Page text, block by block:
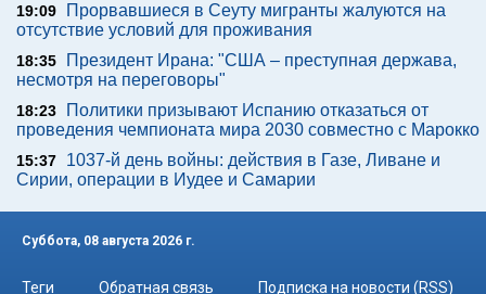
19:09
Прорвавшиеся в Сеуту мигранты жалуются на
отсутствие условий для проживания
18:35
Президент Ирана: "США – преступная держава,
несмотря на переговоры"
18:23
Политики призывают Испанию отказаться от
проведения чемпионата мира 2030 совместно с Марокко
15:37
1037-й день войны: действия в Газе, Ливане и
Сирии, операции в Иудее и Самарии
Суббота, 08 августа 2026 г.
Теги Обратная связь
Подписка на новости (RSS)